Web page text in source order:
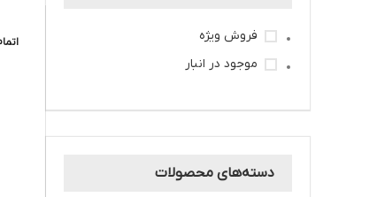
فروش ویژه
موجود در انبار
دسته‌های محصولات